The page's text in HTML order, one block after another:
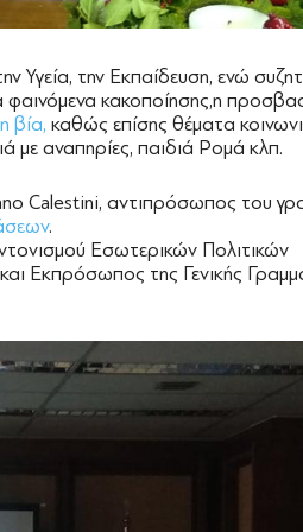
Υγεία, την Εκπαίδευση, ενώ
κακοποίησης,η
βία, καθώς επίσης θέματα
με αναπηρίες, παιδιά Ρομά κλπ.
Calestini, αντιπρόσωπος του
.
Εσωτερικών Πολιτικών
Εκπρόσωπος της Γενικής